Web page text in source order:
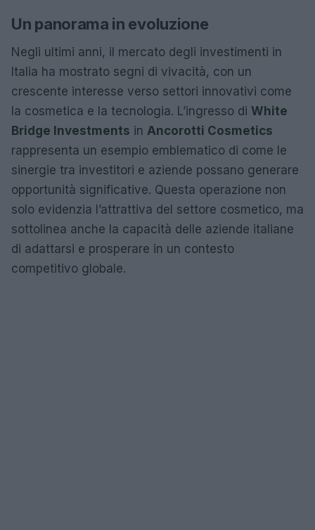
Un panorama in evoluzione
Negli ultimi anni, il mercato degli investimenti in
Italia ha mostrato segni di vivacità, con un
crescente interesse verso settori innovativi come
la cosmetica e la tecnologia. L’ingresso di White
Bridge Investments in Ancorotti Cosmetics
rappresenta un esempio emblematico di come le
sinergie tra investitori e aziende possano generare
opportunità significative. Questa operazione non
solo evidenzia l’attrattiva del settore cosmetico, ma
sottolinea anche la capacità delle aziende italiane
di adattarsi e prosperare in un contesto
competitivo globale.